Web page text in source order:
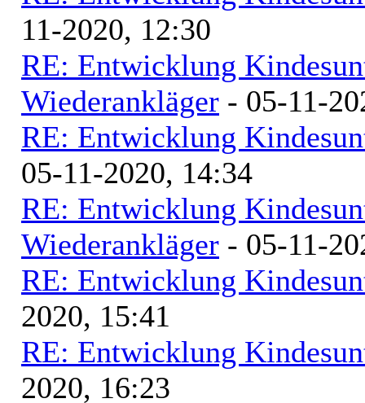
11-2020, 12:30
RE: Entwicklung
Wiederankläger - 05-11-
RE: Entwicklung
05-11-2020, 14:34
RE: Entwicklung
Wiederankläger - 05-11-
RE: Entwicklung
2020, 15:41
RE: Entwicklung
2020, 16:23